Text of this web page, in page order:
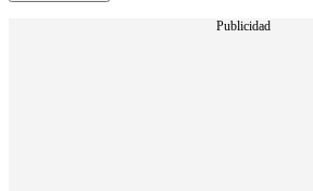
Publicidad